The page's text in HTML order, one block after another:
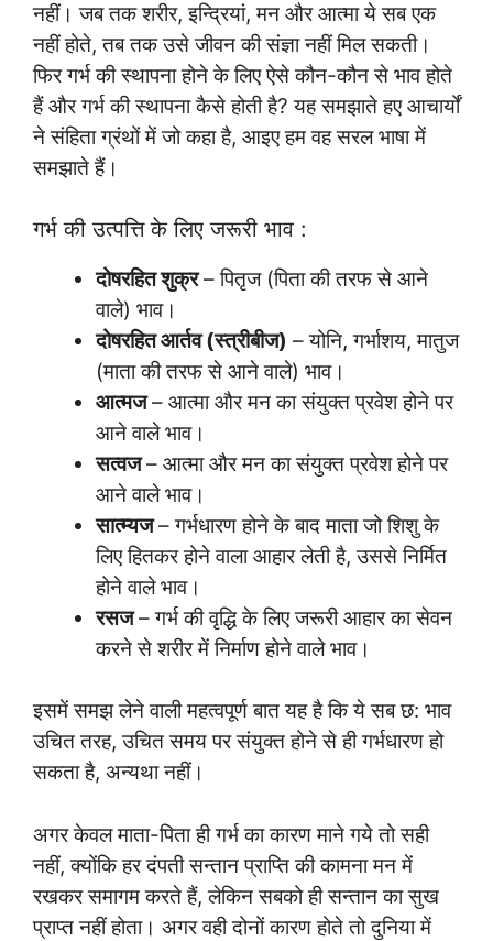
नहीं। जब तक शरीर, इन्द्रियां, मन और आत्मा ये सब एक
नहीं होते, तब तक उसे जीवन की संज्ञा नहीं मिल सकती।
फिर गर्भ की स्थापना होने के लिए ऐसे कौन-कौन से भाव होते
हैं और गर्भ की स्थापना कैसे होती है? यह समझाते हए आचार्यों
ने संहिता ग्रंथों में जो कहा है, आइए हम वह सरल भाषा में
समझाते हैं।
गर्भ की उत्पत्ति के लिए जरूरी भाव :
दोषरहित शुक्र– पितृज (पिता की तरफ से आने
वाले) भाव।
दोषरहित आर्तव (स्त्रीबीज) – योनि, गर्भाशय, मातुज
(माता की तरफ से आने वाले) भाव।
आत्मज– आत्मा और मन का संयुक्त प्रवेश होने पर
आने वाले भाव।
सत्वज– आत्मा और मन का संयुक्त प्रवेश होने पर
आने वाले भाव।
सात्म्यज– गर्भधारण होने के बाद माता जो शिशु के
लिए हितकर होने वाला आहार लेती है, उससे निर्मित
होने वाले भाव।
रसज– गर्भ की वृद्धि के लिए जरूरी आहार का सेवन
करने से शरीर में निर्माण होने वाले भाव।
इसमें समझ लेने वाली महत्वपूर्ण बात यह है कि ये सब छ: भाव
उचित तरह, उचित समय पर संयुक्त होने से ही गर्भधारण हो
सकता है, अन्यथा नहीं।
अगर केवल माता-पिता ही गर्भ का कारण माने गये तो सही
नहीं, क्योंकि हर दंपती सन्तान प्राप्ति की कामना मन में
रखकर समागम करते हैं, लेकिन सबको ही सन्तान का सुख
प्राप्त नहीं होता। अगर वही दोनों कारण होते तो दुनिया में